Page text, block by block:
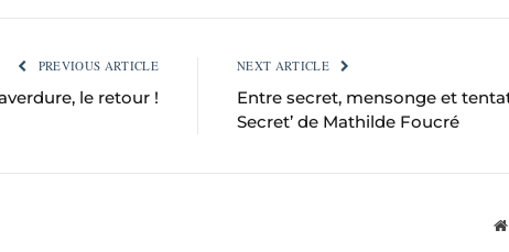
PREVIOUS ARTICLE
le retour !
NEXT ARTICLE
Entre secret, mensonge et
Secret’ de Mathilde Foucré